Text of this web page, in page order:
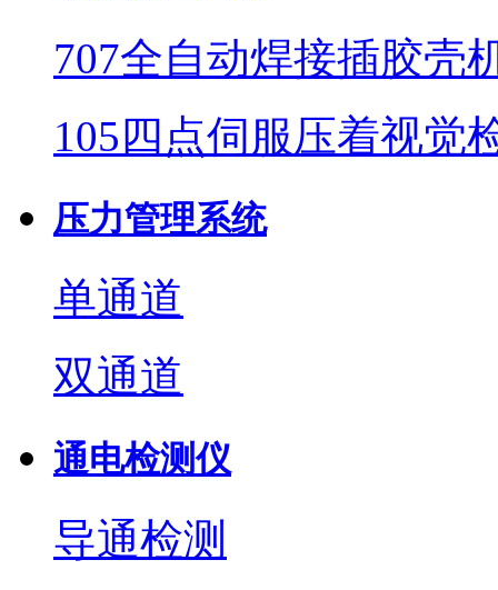
707全自动焊接插胶壳
105四点伺服压着视觉
压力管理系统
单通道
双通道
通电检测仪
导通检测